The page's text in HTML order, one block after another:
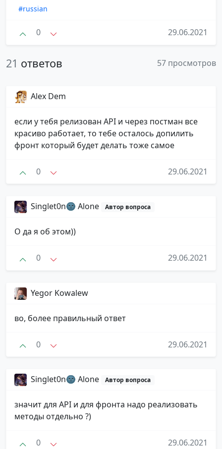
#russian
0 29.06.2021
21 ответов 57 просмотров
Alex Dem
если у тебя релизован API и через постман все
красиво работает, то тебе осталось допилить
фронт который будет делать тоже самое
0 29.06.2021
Singlet0n🌚 Alone Автор вопроса
О да я об этом))
0 29.06.2021
Yegor Kowalew
во, более правильный ответ
0 29.06.2021
Singlet0n🌚 Alone Автор вопроса
значит для API и для фронта надо реализовать
методы отдельно ?)
0 29.06.2021